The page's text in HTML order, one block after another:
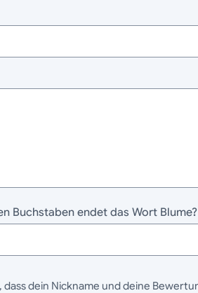
Buchstaben endet das Wort Blume?
dass dein Nickname und deine